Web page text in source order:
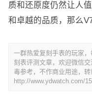
质和还原度仍然让人
和卓越的品质，那么
一群热爱复刻手表的玩家
刻表评测文章，欢迎微信
毒参考，不作商业用途，转
http://www.ydwatch.com/